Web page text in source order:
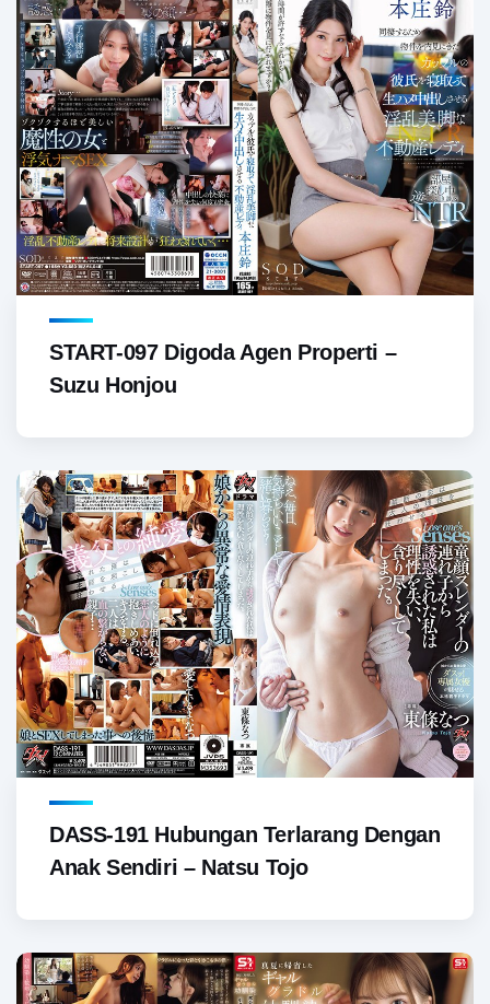
START-097 Digoda Agen Properti –
Suzu Honjou
DASS-191 Hubungan Terlarang Dengan
Anak Sendiri – Natsu Tojo